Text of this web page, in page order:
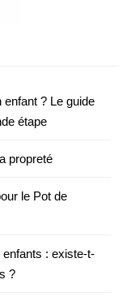
? Le guide
étape
propreté
le Pot de
: existe-t-
?